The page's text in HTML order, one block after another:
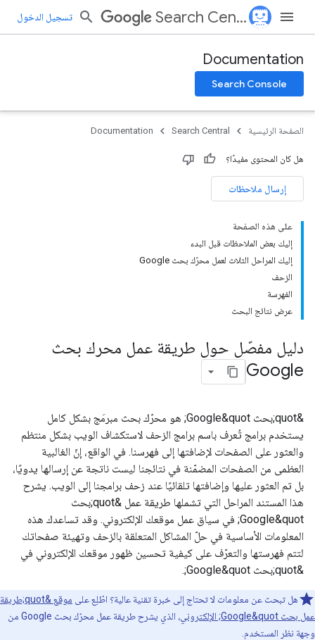
Search Central تسجيل الدخول
Documentation
Search Console
الصفحة الرئيسية Search Central
Documentation
هل كان المحتوى مفيدًا؟
إرسال ملاحظات
على هذه الصفحة
إليك بعض الملاحظات قبل البدء
إليك المراحل الثلاث لعمل محرّك بحث Google
الزحف
الفهرسة
عرض نتائج البحث
دليل مفصّل حول طريقة عمل محرك بحث
Google
&quot;بحث Google&quot; هو محرّك بحث مبرمَج بشكل كامل
يستخدم برامج تُعرف باسم برامج الزحف لاستكشاف الويب بشكل منتظم
والعثور على الصفحات لإضافتها إلى فهرسنا. في الواقع، إنّ الغالبية
العظمى من الصفحات المضمّنة في نتائجنا ليست ناتجة عن إرسالها يدويًا،
بل تم العثور عليها وإضافتها تلقائيًا عند زحف برامجنا إلى الويب. يشرح
هذا المستند المراحل التي تشملها طريقة عمل &quot;بحث
Google&quot; في سياق عمل موقعك الإلكتروني. وقد تساعدك هذه
المعلومات الأساسية في حلّ المشاكل المتعلقة بالزحف وتهيئة صفحاتك
لتتم فهرستها والتعرّف على كيفية تحسين ظهور موقعك الإلكتروني في
&quot;بحث Google&quot;.
هل تبحث عن معلومات لا تحتاج إلى خبرة تقنية عالية؟ اطّلِع على
موقع &quot;طريقة
عمل بحث Google&quot; الإلكتروني
، الذي يشرح طريقة عمل محرّك بحث Google من
وجهة نظر المستخدم.